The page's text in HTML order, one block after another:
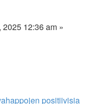
12:36 am »
positiivisia